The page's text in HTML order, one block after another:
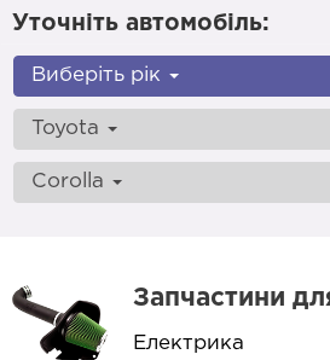
Уточніть автомобіль:
Виберіть рік
Toyota
Corolla
Запчастини
Електрика